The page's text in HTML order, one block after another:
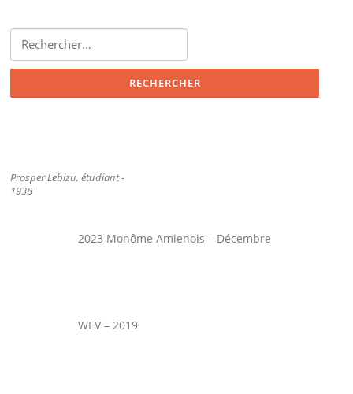
Rechercher :
Prosper Lebizu, étudiant -
1938
2023 Monôme Amienois – Décembre
WEV – 2019